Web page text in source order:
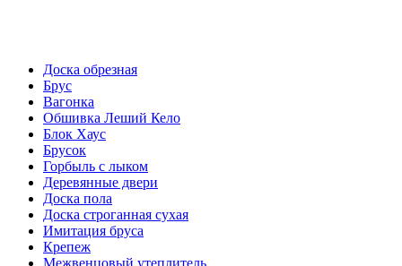
Доска обрезная
Брус
Вагонка
Обшивка Леший Кело
Блок Хаус
Брусок
Горбыль с лыком
Деревянные двери
Доска пола
Доска строганная сухая
Имитация бруса
Крепеж
Межвенцовый утеплитель